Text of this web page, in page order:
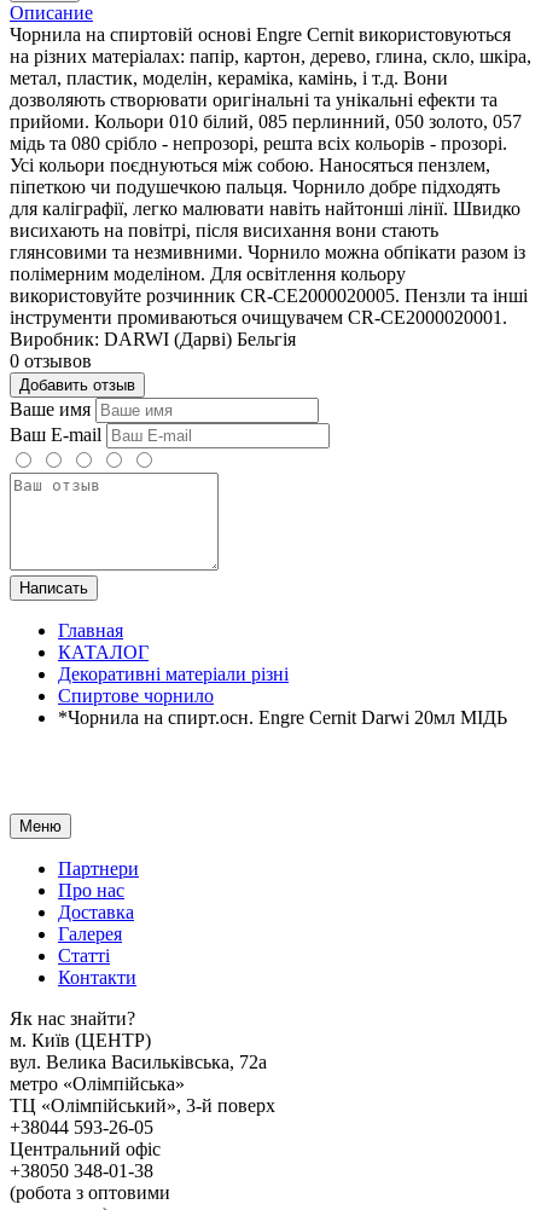
Описание
Чорнила на спиртовій основі Engre Cernit використовуються
на різних матеріалах: папір, картон, дерево, глина, скло, шкіра,
метал, пластик, моделін, кераміка, камінь, і т.д. Вони
дозволяють створювати оригінальні та унікальні ефекти та
прийоми. Кольори 010 білий, 085 перлинний, 050 золото, 057
мідь та 080 срібло - непрозорі, решта всіх кольорів - прозорі.
Усі кольори поєднуються між собою. Наносяться пензлем,
піпеткою чи подушечкою пальця. Чорнило добре підходять
для каліграфії, легко малювати навіть найтонші лінії. Швидко
висихають на повітрі, після висихання вони стають
глянсовими та незмивними. Чорнило можна обпікати разом із
полімерним моделіном. Для освітлення кольору
використовуйте розчинник CR-CE2000020005. Пензли та інші
інструменти промиваються очищувачем CR-CE2000020001.
Виробник: DARWI (Дарві) Бельгія
0 отзывов
Добавить отзыв
Ваше имя
Ваш E-mail
Написать
Главная
КАТАЛОГ
Декоративні матеріали різні
Спиртове чорнило
*Чорнила на спирт.осн. Engre Cernit Darwi 20мл МІДЬ
Меню
Партнери
Про нас
Доставка
Галерея
Статтi
Контакти
Як наc знайти?
м. Киïв (ЦЕНТР)
вул. Велика Васильківська, 72а
метро «Олімпійська»
ТЦ «Олімпійський», 3-й поверх
+38044 593-26-05
Центральний офіс
+38050 348-01-38
(робота з оптовими